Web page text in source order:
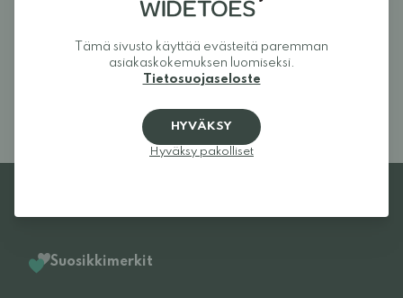
arvostelua.
Kirjaudu sisään ja arvostele tuote.
Suosikkimerkit
Tämä sivusto käyttää evästeitä paremman
asiakaskokemuksen luomiseksi.
Tietosuojaseloste
HYVÄKSY
Hyväksy pakolliset